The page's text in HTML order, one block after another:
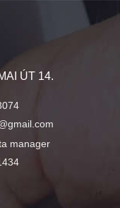
ÚT 14.
manager